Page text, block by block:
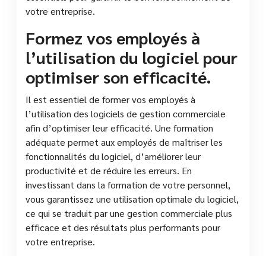
votre entreprise.
Formez vos employés à
l’utilisation du logiciel pour
optimiser son efficacité.
Il est essentiel de former vos employés à
l’utilisation des logiciels de gestion commerciale
afin d’optimiser leur efficacité. Une formation
adéquate permet aux employés de maîtriser les
fonctionnalités du logiciel, d’améliorer leur
productivité et de réduire les erreurs. En
investissant dans la formation de votre personnel,
vous garantissez une utilisation optimale du logiciel,
ce qui se traduit par une gestion commerciale plus
efficace et des résultats plus performants pour
votre entreprise.